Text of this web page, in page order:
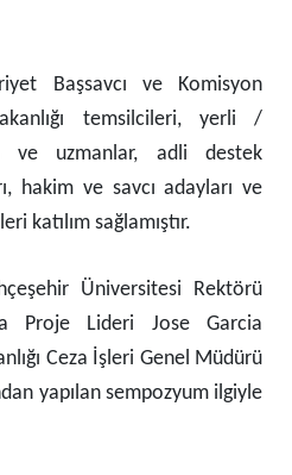
Başsavcı ve Komisyon
temsilcileri, yerli /
ve uzmanlar, adli destek
hakim ve savcı adayları ve
katılım sağlamıştır.
Üniversitesi Rektörü
Proje Lideri Jose Garcia
Ceza İşleri Genel Müdürü
yapılan sempozyum ilgiyle